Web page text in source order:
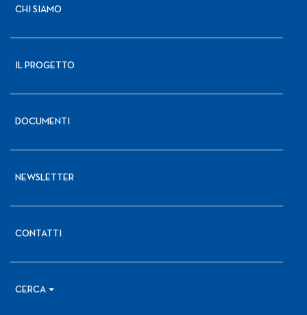
CHI SIAMO
IL PROGETTO
DOCUMENTI
NEWSLETTER
CONTATTI
CERCA